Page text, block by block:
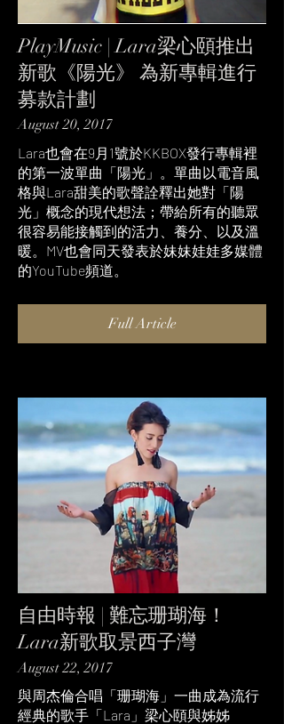
PlayMusic | Lara梁心頤推出
新歌《陽光》 為新專輯進行
募款計劃
August 20, 2017
Lara也會在9月1號於KKBOX發行專輯裡
的第一波單曲「陽光」。單曲以電音風
格與Lara甜美的歌聲詮釋出她對「陽
光」概念的現代想法；帶給所有的聽眾
很容易能接觸到的活力、養分、以及溫
暖。MV也會同天發表於妹妹娃娃多媒體
的YouTube頻道。
Full Article
自由時報 | 難忘珊瑚海！
Lara新歌取景西子灣
August 22, 2017
與周杰倫合唱「珊瑚海」一曲成為流行
經典的歌手「Lara」梁心頤與姊姊